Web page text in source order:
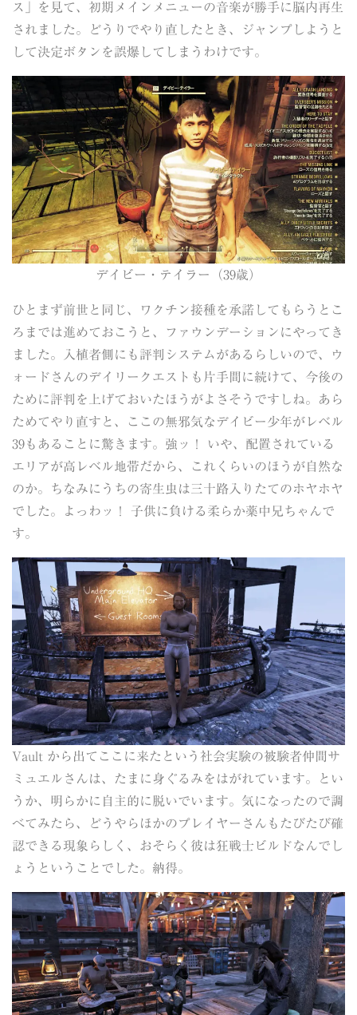
ス」を見て、初期メインメニューの音楽が勝手に脳内再生
されました。どうりでやり直したとき、ジャンプしようと
して決定ボタンを誤爆してしまうわけです。
デイビー・テイラー（39歳）
ひとまず前世と同じ、ワクチン接種を承諾してもらうとこ
ろまでは進めておこうと、ファウンデーションにやってき
ました。入植者側にも評判システムがあるらしいので、ウ
ォードさんのデイリークエストも片手間に続けて、今後の
ために評判を上げておいたほうがよさそうですしね。あら
ためてやり直すと、ここの無邪気なデイビー少年がレベル
39もあることに驚きます。強ッ！ いや、配置されている
エリアが高レベル地帯だから、これくらいのほうが自然な
のか。ちなみにうちの寄生虫は三十路入りたてのホヤホヤ
でした。よっわッ！ 子供に負ける柔らか薬中兄ちゃんで
す。
Vault から出てここに来たという社会実験の被験者仲間サ
ミュエルさんは、たまに身ぐるみをはがれています。とい
うか、明らかに自主的に脱いでいます。気になったので調
べてみたら、どうやらほかのプレイヤーさんもたびたび確
認できる現象らしく、おそらく彼は狂戦士ビルドなんでし
ょうということでした。納得。